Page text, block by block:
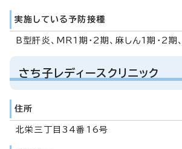
実施している予防接種
B型肝炎、MR1期・2期、麻しん1期・2期、
さち子レディースクリニック
住所
北栄三丁目34番16号